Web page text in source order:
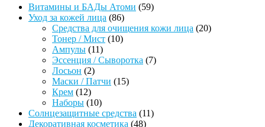
Витамины и БАДы Атоми 5959
Уход за кожей лица 8686
товаров
Средства для очищения кожи лица 2020
Тонер / Мист 1010
Ампулы 1111
товаров
Эссенция / Сыворотка 77
Лосьон 22
товара
Маски / Патчи 1515
Крем 1212
товаров
Наборы 1010
товаров
Солнцезащитные средства 1111
Декоративная косметика 4848